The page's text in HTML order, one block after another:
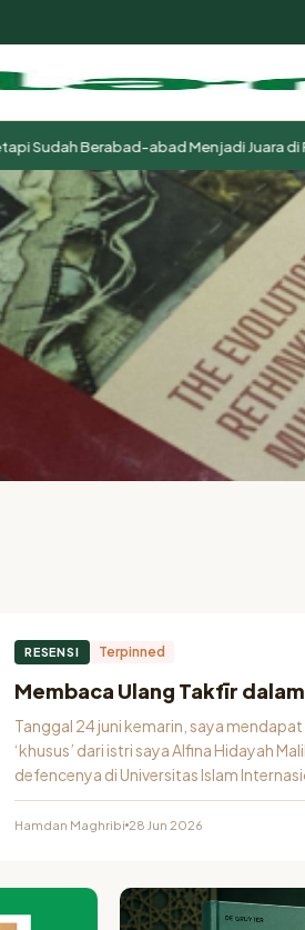
Tokoh Islam
Berabad-abad Menjadi Juara di
RESENSI Terpinned
Membaca Ulang Takfīr
Tanggal 24 juni kemarin, saya
‘khusus’ dari istri saya Alfina Hidayah
defencenya di Universitas Islam
Hamdan Maghribi 28 Jun 2026